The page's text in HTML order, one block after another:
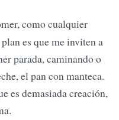
como cualquier
es que me inviten a
parada, caminando o
el pan con manteca.
es demasiada creación,